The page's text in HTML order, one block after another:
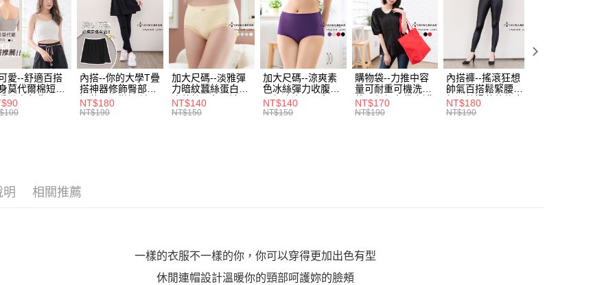
【注意事項】
1.本服務係由「台灣大哥大股份有限公司」（以下簡稱本公司）所提供，讓
用戶於交易時，得透過本服務購買商品或服務，並由商店將買賣／分期付
款買賣價金債權讓與本公司後，依約使用本公司帳單繳交帳款。
2.基於同意付款使用「大哥付你分期」之契約關係目的，商店將以您的個人
資料（包含姓名、電話或地址）提供予台灣大哥大進項蒐集、處理及利
用，由本公司與您本人進行分期帳單所需資料之確認、核對及更正。
3.完整用戶服務條款，請詳閱以下連結：
https://oppay.tw/userRule
３．收到繳費通知簡訊後14天內，點擊此簡訊中的連結，可透過四大超商
／ATM／網路銀行／等多元方式進行付款，方視為交易完成。
※ 請注意：結帳手續完成當下不需立刻繳費，但若您需要取消訂單，請聯
絡購買商品的店家。未經商家同意取消之訂單仍視為有效，需透過AFTEE
先享後付繳納相關費用。
※ 交易是否成功請以「AFTEE先享後付 」之結帳頁面顯示為準，若有關於
是否繳費成功／繳費後需取消欲退款等相關疑問，請聯繫「AFTEE先享後
付客戶支援中心」https://netprotections.freshdesk.com/support/home
【注意事項】
結果請求用戶進行身份認證。
形，恩沛科技股份有限公司將有權停止該用戶之使用額度並採取法律行
每筆NT$70，滿NT$699(含以上)免運費
7-11取貨付款
每筆NT$70，滿NT$799(含以上)免運費
付款後7-11取貨
每筆NT$70，滿NT$699(含以上)免運費
愛--舒適百搭
莫代爾棉短版
帶素色背心
黑.灰L-2L)-
內搭--你的大學T疊
搭神器修飾臀部下
擺萬用內搭裙/遮臀
裙(黑2L-6L)-Q155
NT$180
NT$190
加大尺碼--淡雅彈
力暗紋蠶絲蛋白無
痕蕾絲三角內褲
(白.粉.藍.黃XL-
NT$140
NT$150
加大尺碼--涼爽素
色冰絲彈力收腹提
臀無痕中腰三角內
褲(黑.紅.粉.紫L-
NT$140
NT$150
購物袋--力推中容
量可耐重可機洗烘
乾環保帆布袋/側背
包(黑.紅.米F)-
NT$170
NT$190
內搭褲--搖滾狂想
帥氣百搭鬆緊腰頭
超彈絲滑薄款仿皮
褲(黑XL-6L)-R179
NT$180
NT$190
明 相關推薦
一樣的衣服不一樣的你，你可以穿得更加出色有型
休閒連帽設計溫暖你的頸部呵護妳的臉頰